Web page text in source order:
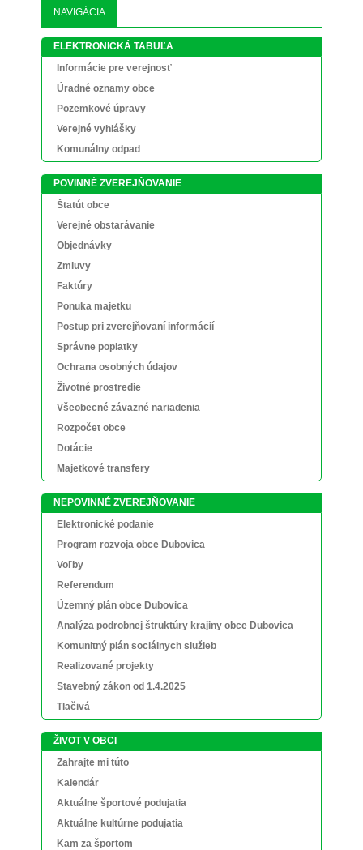
NAVIGÁCIA
ELEKTRONICKÁ TABUĽA
Informácie pre verejnosť
Úradné oznamy obce
Pozemkové úpravy
Verejné vyhlášky
Komunálny odpad
POVINNÉ ZVEREJŇOVANIE
Štatút obce
Verejné obstarávanie
Objednávky
Zmluvy
Faktúry
Ponuka majetku
Postup pri zverejňovaní informácií
Správne poplatky
Ochrana osobných údajov
Životné prostredie
Všeobecné záväzné nariadenia
Rozpočet obce
Dotácie
Majetkové transfery
NEPOVINNÉ ZVEREJŇOVANIE
Elektronické podanie
Program rozvoja obce Dubovica
Voľby
Referendum
Územný plán obce Dubovica
Analýza podrobnej štruktúry krajiny obce Dubovica
Komunitný plán sociálnych služieb
Realizované projekty
Stavebný zákon od 1.4.2025
Tlačivá
ŽIVOT V OBCI
Zahrajte mi túto
Kalendár
Aktuálne športové podujatia
Aktuálne kultúrne podujatia
Kam za športom